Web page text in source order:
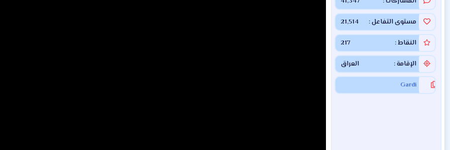
مستوى التفاعل 21,514
النقاط 217
الإقامة العراق
Gardi